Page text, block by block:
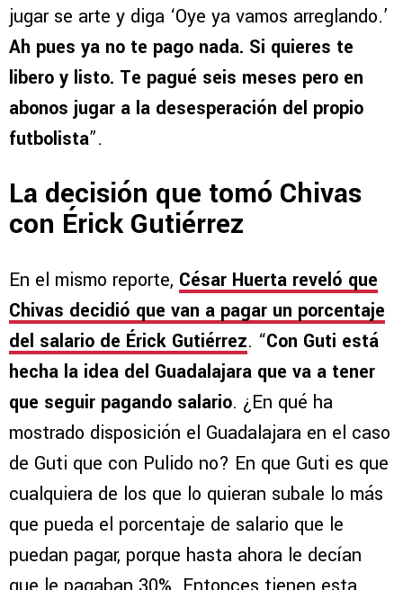
jugar se arte y diga ‘Oye ya vamos arreglando.’
Ah pues ya no te pago nada. Si quieres te
libero y listo. Te pagué seis meses pero en
abonos jugar a la desesperación del propio
futbolista”.
La decisión que tomó Chivas
con Érick Gutiérrez
En el mismo reporte, César Huerta reveló que
Chivas decidió que van a pagar un porcentaje
del salario de Érick Gutiérrez. “Con Guti está
hecha la idea del Guadalajara que va a tener
que seguir pagando salario. ¿En qué ha
mostrado disposición el Guadalajara en el caso
de Guti que con Pulido no? En que Guti es que
cualquiera de los que lo quieran subale lo más
que pueda el porcentaje de salario que le
puedan pagar, porque hasta ahora le decían